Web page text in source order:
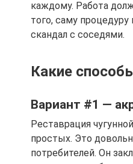
каждому. Работа
того, саму
скандал с соседями.
Какие
Вариант #1 —
Реставрация
простых. Это
потребителей. Он